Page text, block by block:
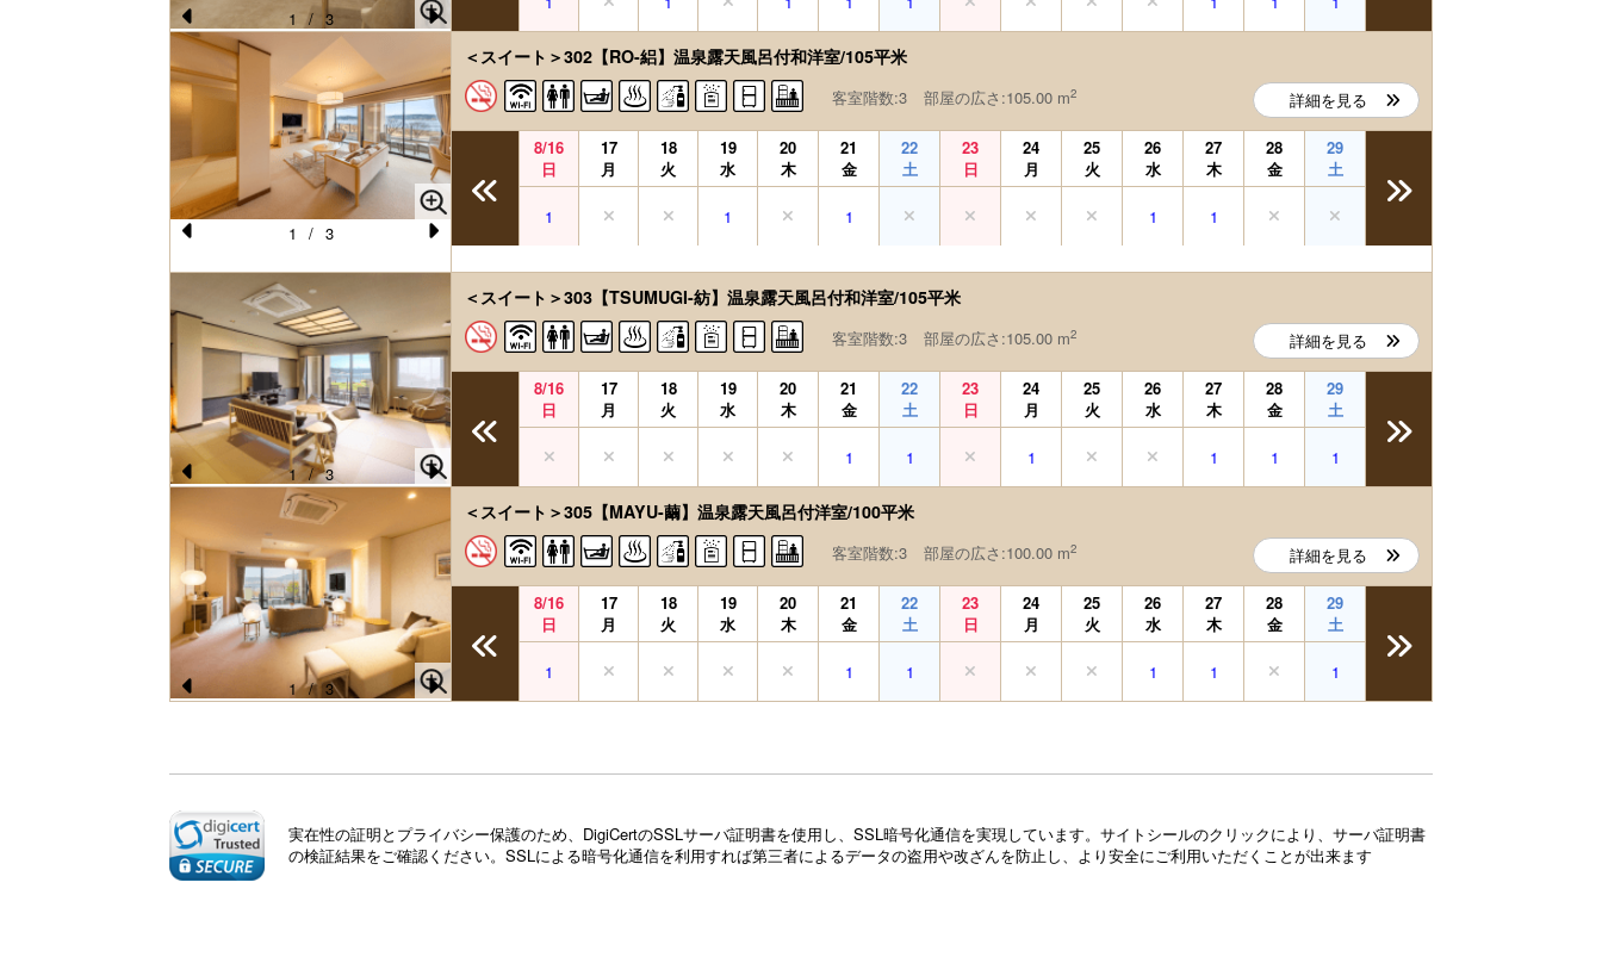
s
Pr
e
vi
o
u
s
e
xt
1 / 3
vi
s
e
xt
1 / 3
＜スイート＞302【RO-絽】温泉露天風呂付和洋室/105平米
客室階数:3 部屋の広さ:105.00 m2 詳細を見る
8/16
日
17
月
18
火
19
水
20
木
21
金
22
土
23
日
24
月
25
火
26
水
27
木
28
金
29
土
1 1 1 1 1
Pr
e
vi
o
u
s
e
xt
1 / 3
＜スイート＞303【TSUMUGI-紡】温泉露天風呂付和洋室/105平米
客室階数:3 部屋の広さ:105.00 m2 詳細を見る
8/16
日
17
月
18
火
19
水
20
木
21
金
22
土
23
日
24
月
25
火
26
水
27
木
28
金
29
土
1 1 1 1 1 1
o
u
1 / 3
＜スイート＞305【MAYU-繭】温泉露天風呂付洋室/100平米
客室階数:3 部屋の広さ:100.00 m2 詳細を見る
8/16
日
17
月
18
火
19
水
20
木
21
金
22
土
23
日
24
月
25
火
26
水
27
木
28
金
29
土
1 1 1 1 1 1
実在性の証明とプライバシー保護のため、DigiCertのSSLサーバ証明書を使用し、SSL暗号化通信を実現しています。サイトシールのクリックにより、サーバ証明書
の検証結果をご確認ください。SSLによる暗号化通信を利用すれば第三者によるデータの盗用や改ざんを防止し、より安全にご利用いただくことが出来ます